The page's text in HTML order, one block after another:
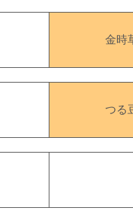
金時
つる